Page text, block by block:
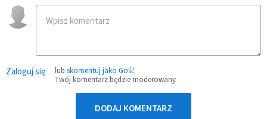
Zaloguj się lub skomentuj jako Gość
Twój komentarz będzie moderowany
DODAJ KOMENTARZ